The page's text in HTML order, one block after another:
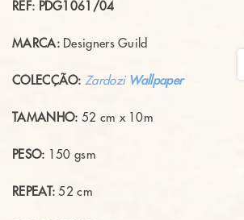
REF: PDG1061/04
MARCA: Designers Guild
COLECÇÃO: ZardoziWallpaper
TAMANHO: 52 cm x 10m
PESO: 150 gsm
REPEAT: 52 cm